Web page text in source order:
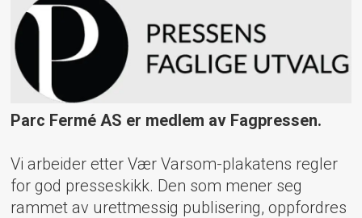
Parc Fermé AS er medlem av Fagpressen.
Vi arbeider etter Vær Varsom-plakatens regler
for god presseskikk. Den som mener seg
rammet av urettmessig publisering, oppfordres